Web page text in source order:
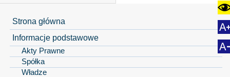
Strona główna
Informacje podstawowe
Akty Prawne
Spółka
Władze